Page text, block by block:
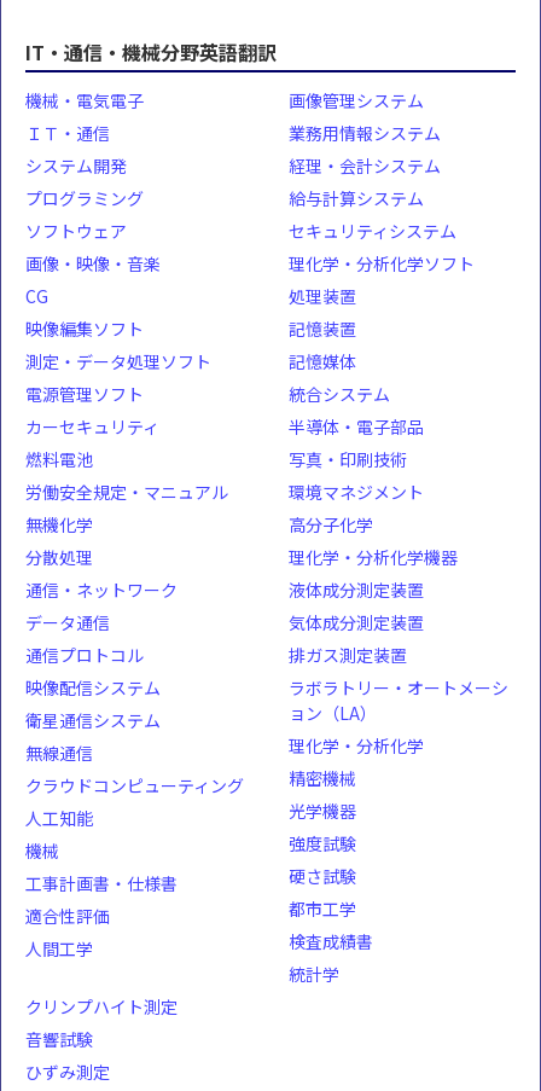
IT・通信・機械分野英語翻訳
機械・電気電子
ＩＴ・通信
システム開発
プログラミング
ソフトウェア
画像・映像・音楽
CG
映像編集ソフト
測定・データ処理ソフト
電源管理ソフト
カーセキュリティ
燃料電池
労働安全規定・マニュアル
無機化学
画像管理システム
業務用情報システム
経理・会計システム
給与計算システム
セキュリティシステム
理化学・分析化学ソフト
処理装置
記憶装置
記憶媒体
統合システム
半導体・電子部品
写真・印刷技術
環境マネジメント
高分子化学
分散処理
通信・ネットワーク
データ通信
通信プロトコル
映像配信システム
衛星通信システム
無線通信
クラウドコンピューティング
人工知能
機械
工事計画書・仕様書
適合性評価
人間工学
理化学・分析化学機器
液体成分測定装置
気体成分測定装置
排ガス測定装置
ラボラトリー・オートメーシ
ョン（LA）
理化学・分析化学
精密機械
光学機器
強度試験
硬さ試験
都市工学
検査成績書
統計学
クリンプハイト測定
音響試験
ひずみ測定